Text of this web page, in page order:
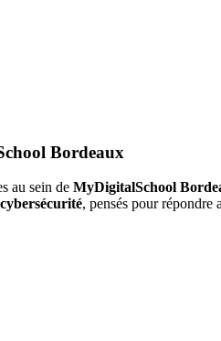
Bordeaux
au sein de MyDigitalSchool
, pensés pour répondre